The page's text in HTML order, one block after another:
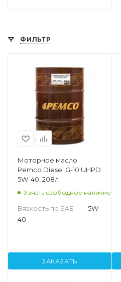
ФИЛЬТР
Моторное масло
Pemco Diesel G-10 UHPD
5W-40, 208л
Узнать свободное наличие
Вязкость по SAE — 5W-
40
ЗАКАЗАТЬ